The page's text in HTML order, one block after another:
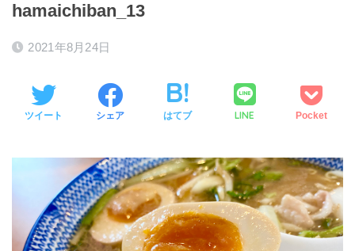
hamaichiban_13
2021年8月24日
ツイート シェア はてブ LINE Pocket